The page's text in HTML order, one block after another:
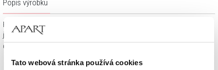
Tato webová stránka používá cookies
Popis výrobku
Fotografie nemusí odpovídat skutečným odstínům safírů v
jednotlivých přívěscích.
Granáty 1,5 mm - 2,5 mm